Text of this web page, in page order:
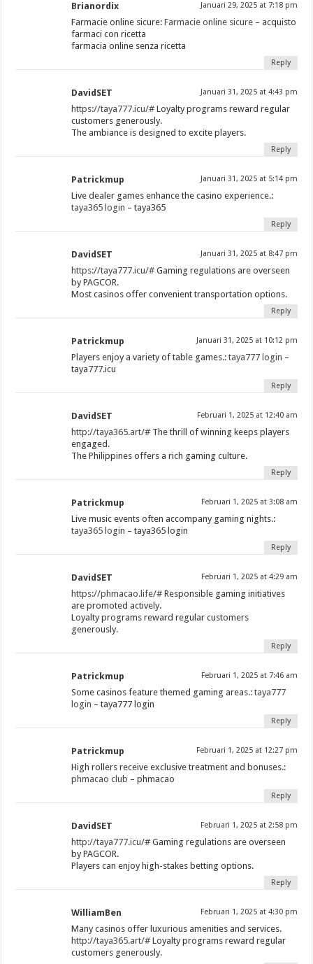
Brianordix Januari 29, 2025 at 7:18 pm
Farmacie online sicure:Farmacie online sicure – acquisto
farmaci con ricetta
farmacia online senza ricetta
Reply
DavidSET Januari 31, 2025 at 4:43 pm
https://taya777.icu/# Loyalty programs reward regular
customers generously.
The ambiance is designed to excite players.
Reply
Patrickmup Januari 31, 2025 at 5:14 pm
Live dealer games enhance the casino experience.:
taya365 login – taya365
Reply
DavidSET Januari 31, 2025 at 8:47 pm
https://taya777.icu/# Gaming regulations are overseen
by PAGCOR.
Most casinos offer convenient transportation options.
Reply
Patrickmup Januari 31, 2025 at 10:12 pm
Players enjoy a variety of table games.:taya777 login –
taya777.icu
Reply
DavidSET Februari 1, 2025 at 12:40 am
http://taya365.art/# The thrill of winning keeps players
engaged.
The Philippines offers a rich gaming culture.
Reply
Patrickmup Februari 1, 2025 at 3:08 am
Live music events often accompany gaming nights.:
taya365 login – taya365 login
Reply
DavidSET Februari 1, 2025 at 4:29 am
https://phmacao.life/# Responsible gaming initiatives
are promoted actively.
Loyalty programs reward regular customers
generously.
Reply
Patrickmup Februari 1, 2025 at 7:46 am
Some casinos feature themed gaming areas.:taya777
login – taya777 login
Reply
Patrickmup Februari 1, 2025 at 12:27 pm
High rollers receive exclusive treatment and bonuses.:
phmacao club – phmacao
Reply
DavidSET Februari 1, 2025 at 2:58 pm
http://taya777.icu/# Gaming regulations are overseen
by PAGCOR.
Players can enjoy high-stakes betting options.
Reply
WilliamBen Februari 1, 2025 at 4:30 pm
Many casinos offer luxurious amenities and services.
http://taya365.art/# Loyalty programs reward regular
customers generously.